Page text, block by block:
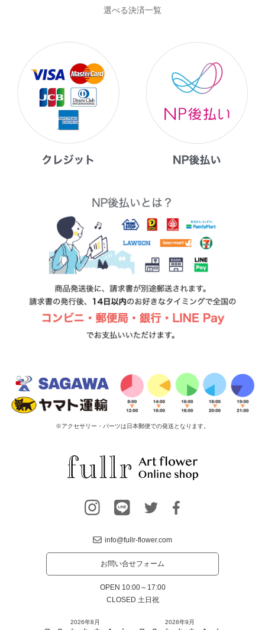
選べる決済一覧
※アクセサリー・パーツは日本郵便での発送となります。
info@fullr-flower.com
お問い合せフォーム
OPEN 10:00～17:00
CLOSED 土日祝
2026年8月
2026年9月